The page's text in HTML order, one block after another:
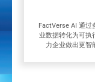
FactVerse AI 通过
业数据转化为可执
力企业做出更智